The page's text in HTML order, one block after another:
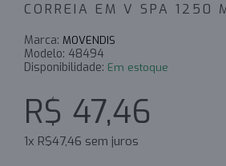
CORREIA EM V SPA 1250
Marca: MOVENDIS
Modelo: 48494
Disponibilidade: Em estoque
R$ 47,46
1x R$47,46 sem juros